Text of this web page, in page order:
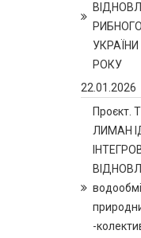
РОКУ
22.01.2026
Проєкт.
ЛИМАН
-